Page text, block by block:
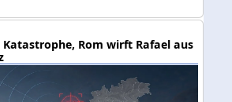
Rom wirft Rafael aus